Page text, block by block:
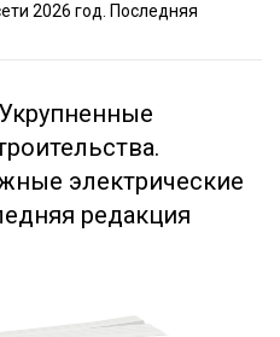
2026 год. Последняя
электрические
редакция